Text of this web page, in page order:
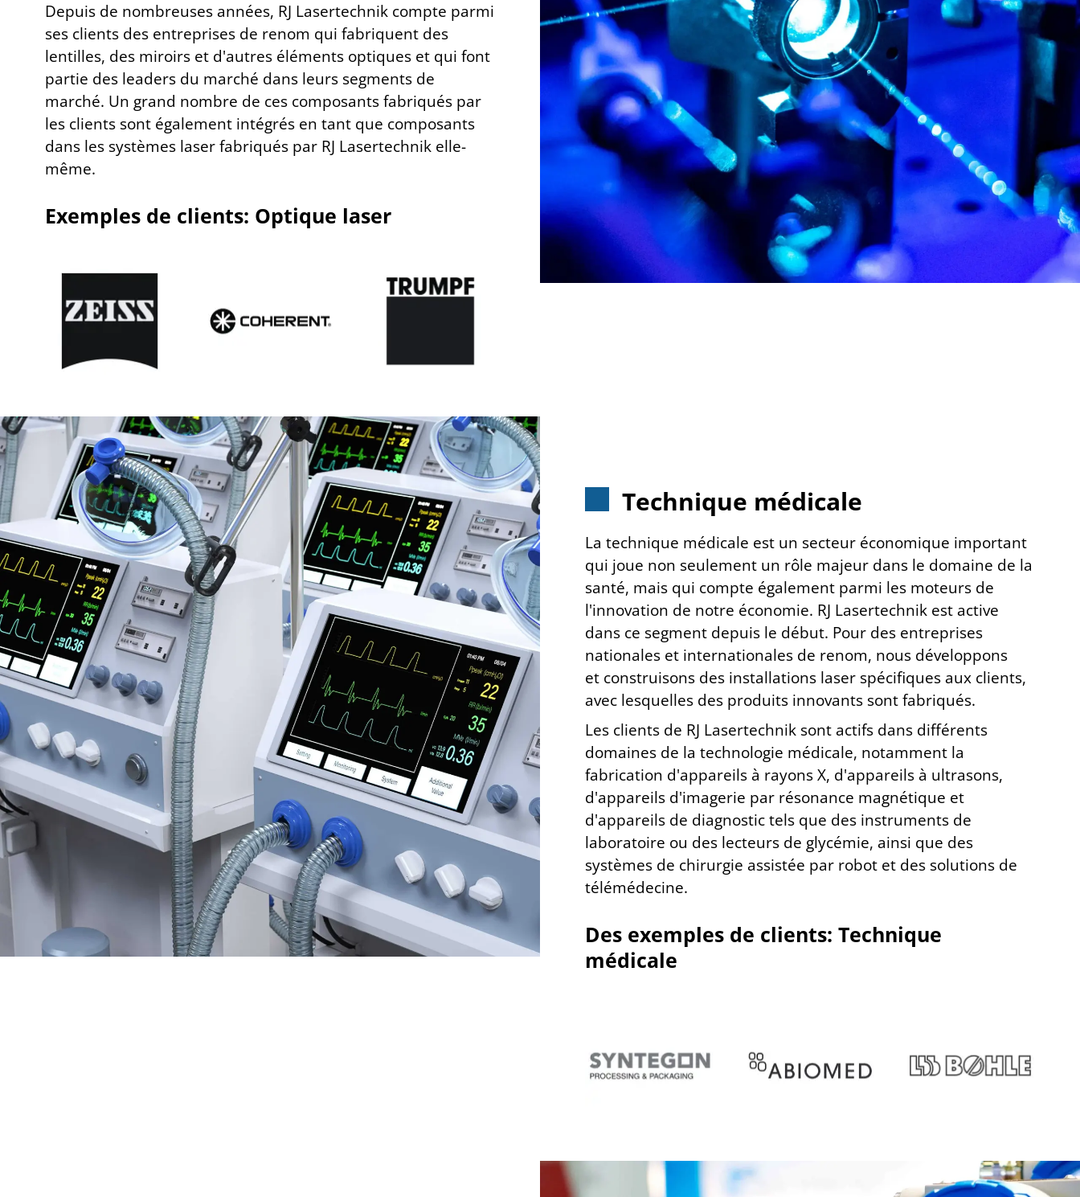
Depuis de nombreuses années, RJ Lasertechnik compte parmi
ses clients des entreprises de renom qui fabriquent des
lentilles, des miroirs et d'autres éléments optiques et qui font
partie des leaders du marché dans leurs segments de
marché. Un grand nombre de ces composants fabriqués par
les clients sont également intégrés en tant que composants
dans les systèmes laser fabriqués par RJ Lasertechnik elle-
même.
Exemples de clients: Optique laser
Technique médicale
La technique médicale est un secteur économique important
qui joue non seulement un rôle majeur dans le domaine de la
santé, mais qui compte également parmi les moteurs de
l'innovation de notre économie. RJ Lasertechnik est active
dans ce segment depuis le début. Pour des entreprises
nationales et internationales de renom, nous développons
et construisons des installations laser spécifiques aux clients,
avec lesquelles des produits innovants sont fabriqués.
Les clients de RJ Lasertechnik sont actifs dans différents
domaines de la technologie médicale, notamment la
fabrication d'appareils à rayons X, d'appareils à ultrasons,
d'appareils d'imagerie par résonance magnétique et
d'appareils de diagnostic tels que des instruments de
laboratoire ou des lecteurs de glycémie, ainsi que des
systèmes de chirurgie assistée par robot et des solutions de
télémédecine.
Des exemples de clients: Technique
médicale